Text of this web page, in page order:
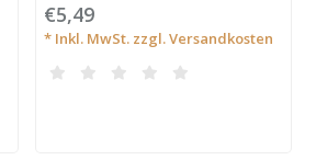
€5,49
* Inkl. MwSt. zzgl.Versandkosten